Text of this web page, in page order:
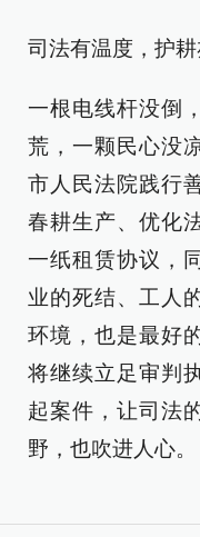
司法有温度，护
一根电线杆没倒
荒，一颗民心没
市人民法院践行
春耕生产、优化
一纸租赁协议，
业的死结、工人
环境，也是最好
将继续立足审判
起案件，让司法
野，也吹进人心。